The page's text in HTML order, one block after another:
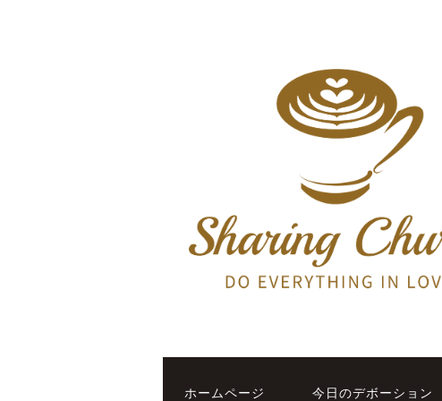
ホームページ 今日のデボーション